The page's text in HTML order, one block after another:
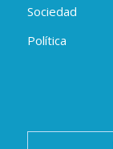
Sociedad
Política